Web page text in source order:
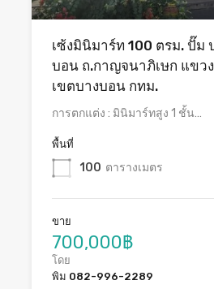
เซ้งมินิมาร์ท 100 ตรม. ปั๊ม
บอน ถ.กาญจนาภิเษก แขว
เขตบางบอน กทม.
การตกแต่ง : มินิมาร์ทสูง 1 ชั้น…
พื้นที่
100 ตารางเมตร
ขาย
700,000฿
โดย
พิม 082-996-2289